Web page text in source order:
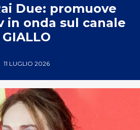
Due: promuove
in onda sul canale
GIALLO
11 LUGLIO 2026